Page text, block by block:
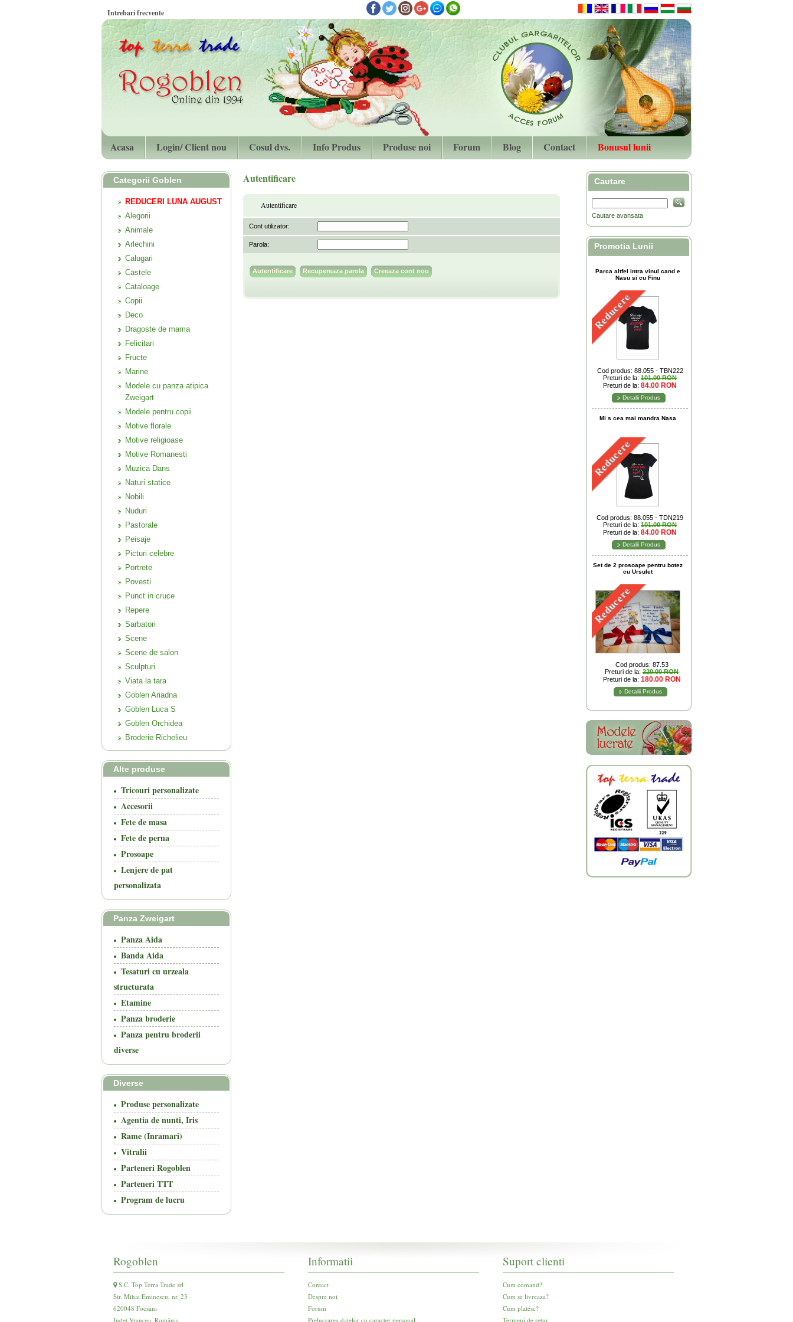
Intrebari frecvente
Acasa Login/ Client nou Cosul dvs. Info Produs Produse noi Forum Blog Contact Bonusul lunii
Categorii Goblen
REDUCERI LUNA AUGUST
Alegorii
Animale
Arlechini
Calugari
Castele
Cataloage
Copii
Deco
Dragoste de mama
Felicitari
Fructe
Marine
Modele cu panza atipica
Zweigart
Modele pentru copii
Motive florale
Motive religioase
Motive Romanesti
Muzica Dans
Naturi statice
Nobili
Nuduri
Pastorale
Peisaje
Picturi celebre
Portrete
Povesti
Punct in cruce
Repere
Sarbatori
Scene
Scene de salon
Sculpturi
Viata la tara
Goblen Ariadna
Goblen Luca S
Goblen Orchidea
Broderie Richelieu
Alte produse
Tricouri personalizate
Accesorii
Fete de masa
Fete de perna
Prosoape
Lenjere de pat
personalizata
Panza Zweigart
Panza Aida
Banda Aida
Tesaturi cu urzeala
structurata
Etamine
Panza broderie
Panza pentru broderii
diverse
Diverse
Produse personalizate
Agentia de nunti, Iris
Rame (Inramari)
Vitralii
Parteneri Rogoblen
Parteneri TTT
Program de lucru
Autentificare
Autentificare
Cont utilizator:
Parola:
Recupereaza parola Creeaza cont nou
Cautare
Cautare avansata
Promotia Lunii
Parca altfel intra vinul cand e
Nasu si cu Finu
Reducere
Cod produs: 88.055 - TBN222
Preturi de la: 101.00 RON
Preturi de la: 84.00 RON
Detalii Produs
Mi s cea mai mandra Nasa
Reducere
Cod produs: 88.055 - TDN219
Preturi de la: 101.00 RON
Preturi de la: 84.00 RON
Detalii Produs
Set de 2 prosoape pentru botez
cu Ursulet
Reducere
Cod produs: 87.53
Preturi de la: 220.00 RON
Preturi de la: 180.00 RON
Detalii Produs
Rogoblen
S.C. Top Terra Trade srl
Str. Mihai Eminescu, nr. 23
620048 Focsani
Județ Vrancea, România
Informatii
Contact
Despre noi
Forum
Prelucrarea datelor cu caracter personal
Suport clienti
Cum comand?
Cum se livreaza?
Cum platesc?
Termeni de retur